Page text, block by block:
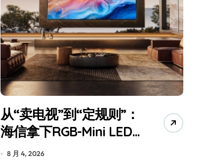
追觅、石头科技注意：你
们的扫地机已被美国认定
为“战略武器”
7 月 30, 2026